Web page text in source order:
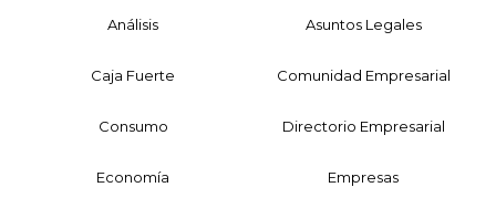
Análisis Asuntos Legales
Caja Fuerte Comunidad Empresarial
Consumo Directorio Empresarial
Economía Empresas